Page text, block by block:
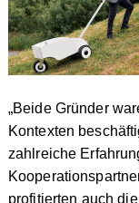
„Beide Gründer
Kontexten
zahlreiche
profitierten auch